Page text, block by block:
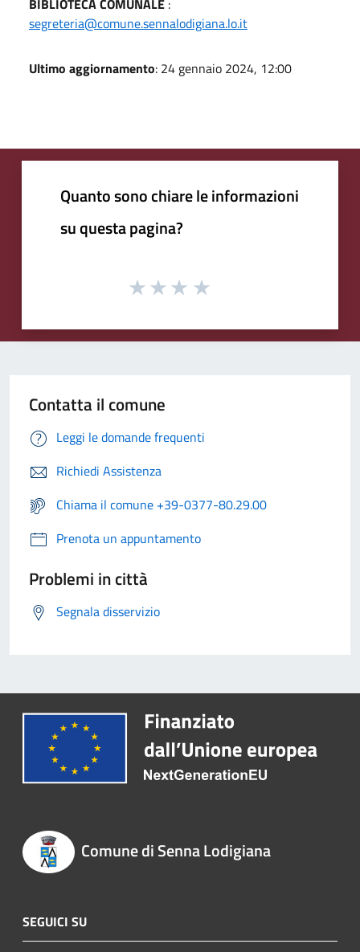
segreteria@comune.sennalodigiana.lo.it
Ultimo aggiornamento: 24 gennaio 2024, 12:00
Quanto sono chiare le informazioni
su questa pagina?
Contatta il comune
Leggi le domande frequenti
Richiedi Assistenza
Chiama il comune +39-0377-80.29.00
Prenota un appuntamento
Problemi in città
Segnala disservizio
Comune di Senna Lodigiana
SEGUICI SU